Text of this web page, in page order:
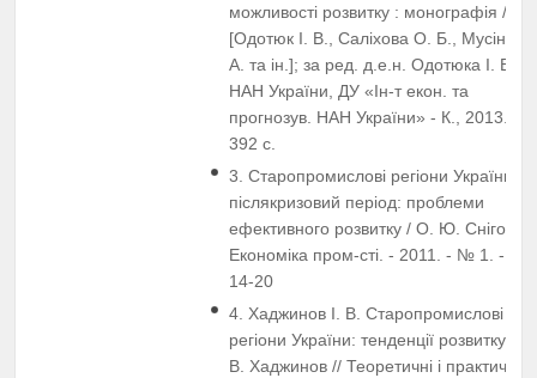
можливості розвитку : монографія /
[Одотюк І. В., Саліхова О. Б., Мусіна Л.
А. та ін.]; за ред. д.е.н. Одотюка І. В.;
НАН України, ДУ «Ін-т екон. та
прогнозув. НАН України» - К., 2013. -
392 с.
3. Старопромислові регіони України в
післякризовий період: проблеми
ефективного розвитку / О. Ю. Снігова //
Економіка пром-сті. - 2011. - № 1. - С.
14-20
4. Хаджинов І. В. Cтаропромислові
регіони України: тенденції розвитку / І.
В. Хаджинов // Теоретичні і практичні